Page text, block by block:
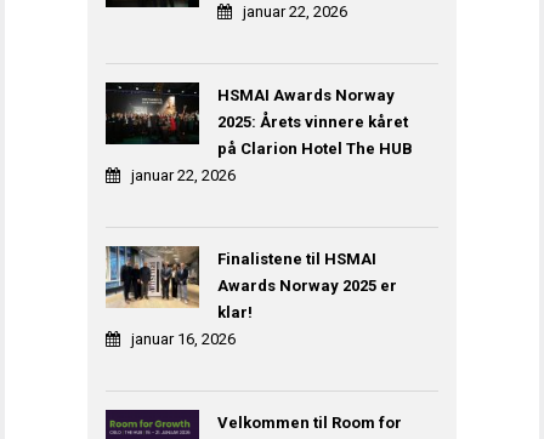
januar 22, 2026
HSMAI Awards Norway
2025: Årets vinnere kåret
på Clarion Hotel The HUB
januar 22, 2026
Finalistene til HSMAI
Awards Norway 2025 er
klar!
januar 16, 2026
Velkommen til Room for